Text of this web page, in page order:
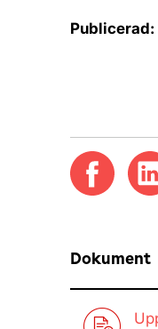
Publicerad:
Dokument